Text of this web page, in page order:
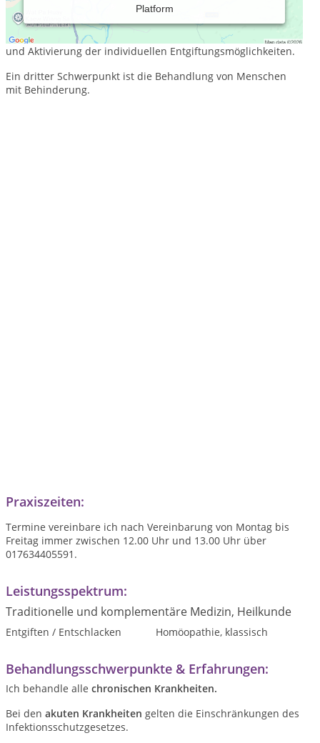
Platform
Ich bin Heilpraktiker für klassische Homöopathie.
Ein weiterer Schwerpunkt ist Chelat- Therapie, Entgiftung
und Aktivierung der individuellen Entgiftungsmöglichkeiten.
Ein dritter Schwerpunkt ist die Behandlung von Menschen
mit Behinderung.
Praxiszeiten:
Termine vereinbare ich nach Vereinbarung von Montag bis
Freitag immer zwischen 12.00 Uhr und 13.00 Uhr über
017634405591.
Leistungsspektrum:
Traditionelle und komplementäre Medizin, Heilkunde
Entgiften / Entschlacken Homöopathie, klassisch
Behandlungsschwerpunkte & Erfahrungen:
Ich behandle alle chronischen Krankheiten.
Bei den akuten Krankheiten gelten die Einschränkungen des
Infektionsschutzgesetzes.